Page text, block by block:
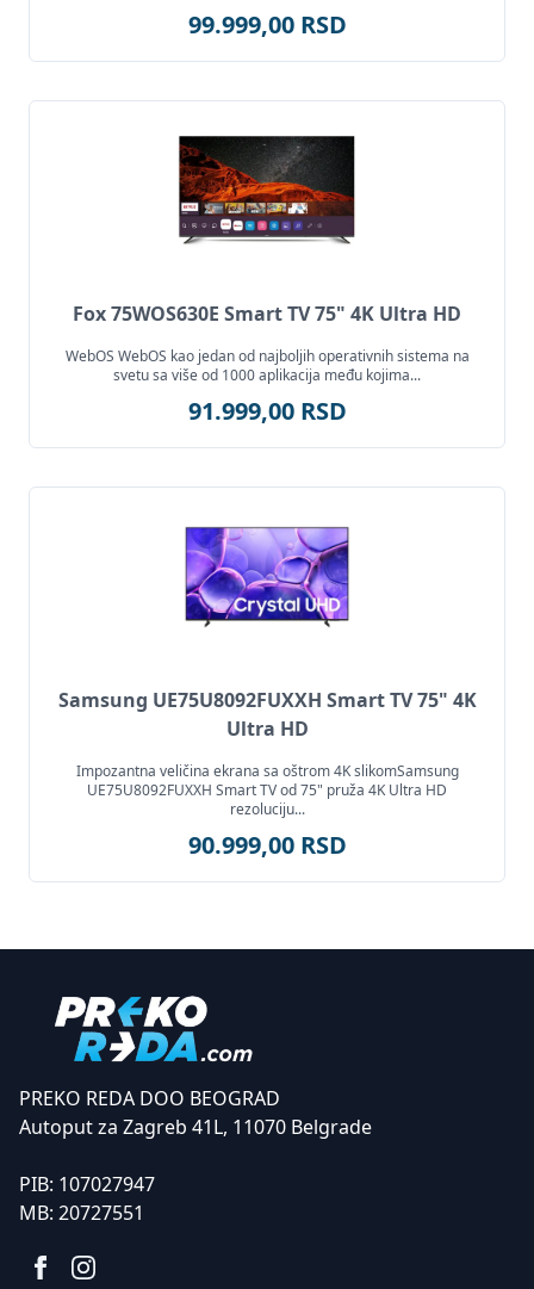
99.999,00 RSD
Fox 75WOS630E Smart TV 75" 4K Ultra HD
WebOS WebOS kao jedan od najboljih operativnih sistema na
svetu sa više od 1000 aplikacija među kojima...
91.999,00 RSD
Samsung UE75U8092FUXXH Smart TV 75" 4K
Ultra HD
Impozantna veličina ekrana sa oštrom 4K slikomSamsung
UE75U8092FUXXH Smart TV od 75" pruža 4K Ultra HD
rezoluciju...
90.999,00 RSD
PREKO REDA DOO BEOGRAD
Autoput za Zagreb 41L, 11070 Belgrade
PIB: 107027947
MB: 20727551